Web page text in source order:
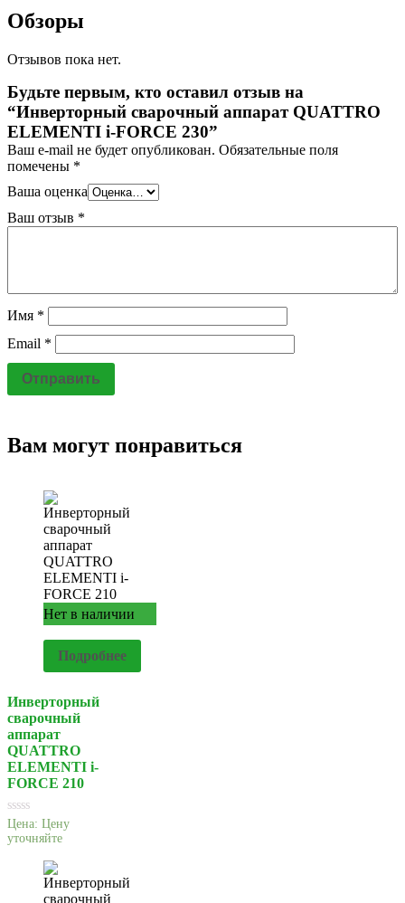
Обзоры
Отзывов пока нет.
Будьте первым, кто оставил отзыв на
“Инверторный сварочный аппарат QUATTRO
ELEMENTI i-FORCE 230”
Ваш e-mail не будет опубликован. Обязательные поля
помечены *
Ваша оценка
Ваш отзыв *
Имя *
Email *
Вам могут понравиться
Нет в наличии
Подробнее
Инверторный
сварочный
аппарат
QUATTRO
ELEMENTI i-
FORCE 210
Цена: Цену
уточняйте